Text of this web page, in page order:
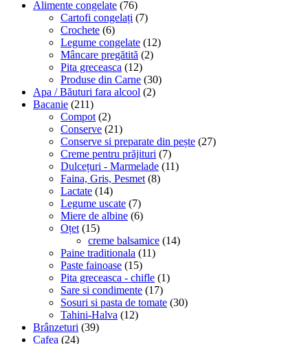
Alimente congelate (76)
Cartofi congelați (7)
Crochete (6)
Legume congelate (12)
Mâncare pregătită (2)
Pita greceasca (12)
Produse din Carne (30)
Apa / Băuturi fara alcool (2)
Bacanie (211)
Compot (2)
Conserve (21)
Conserve si preparate din pește (27)
Creme pentru prăjituri (7)
Dulcețuri - Marmelade (11)
Faina, Gris, Pesmet (8)
Lactate (14)
Legume uscate (7)
Miere de albine (6)
Oțet (15)
creme balsamice (14)
Paine traditionala (11)
Paste fainoase (15)
Pita greceasca - chifle (1)
Sare si condimente (17)
Sosuri si pasta de tomate (30)
Tahini-Halva (12)
Brânzeturi (39)
Cafea (24)